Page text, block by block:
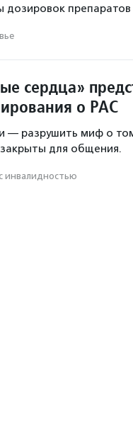
дозировок препаратов
сердца»
о РАС
— разрушить миф о
закрыты для общения.
инвалидностью